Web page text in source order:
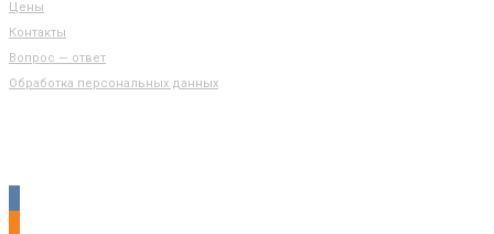
Цены
Контакты
Вопрос — ответ
Обработка персональных данных